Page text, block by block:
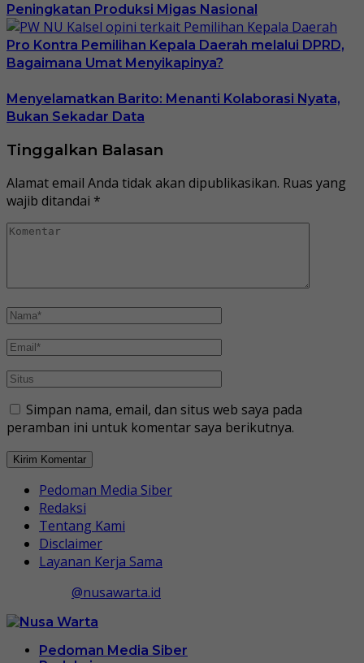
Peningkatan Produksi Migas Nasional
Pro Kontra Pemilihan Kepala Daerah melalui DPRD,
Bagaimana Umat Menyikapinya?
Menyelamatkan Barito: Menanti Kolaborasi Nyata,
Bukan Sekadar Data
Tinggalkan Balasan
Alamat email Anda tidak akan dipublikasikan. Ruas yang
wajib ditandai *
Simpan nama, email, dan situs web saya pada
peramban ini untuk komentar saya berikutnya.
Pedoman Media Siber
Redaksi
Tentang Kami
Disclaimer
Layanan Kerja Sama
@nusawarta.id
Pedoman Media Siber